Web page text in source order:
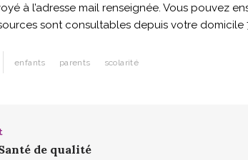
à l’adresse mail renseignée. Vous pouvez
sont consultables depuis votre domicile
enfants parents scolarité
de qualité